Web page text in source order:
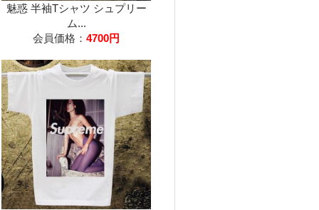
魅惑 半袖Tシャツ シュプリー
ム...
会員価格： 4700円